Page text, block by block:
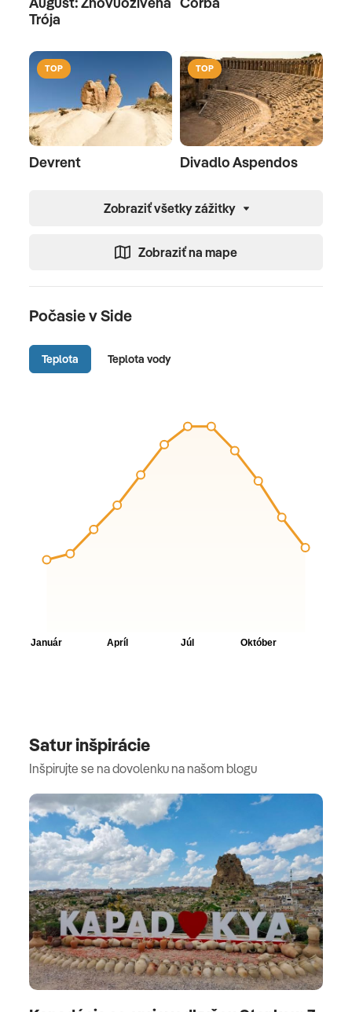
Trója
TOP
Devrent
TOP
Divadlo Aspendos
Zobraziť všetky zážitky
Zobraziť na mape
Počasie v Side
Teplota Teplota vody
Satur inšpirácie
Inšpirujte se na dovolenku na našom blogu